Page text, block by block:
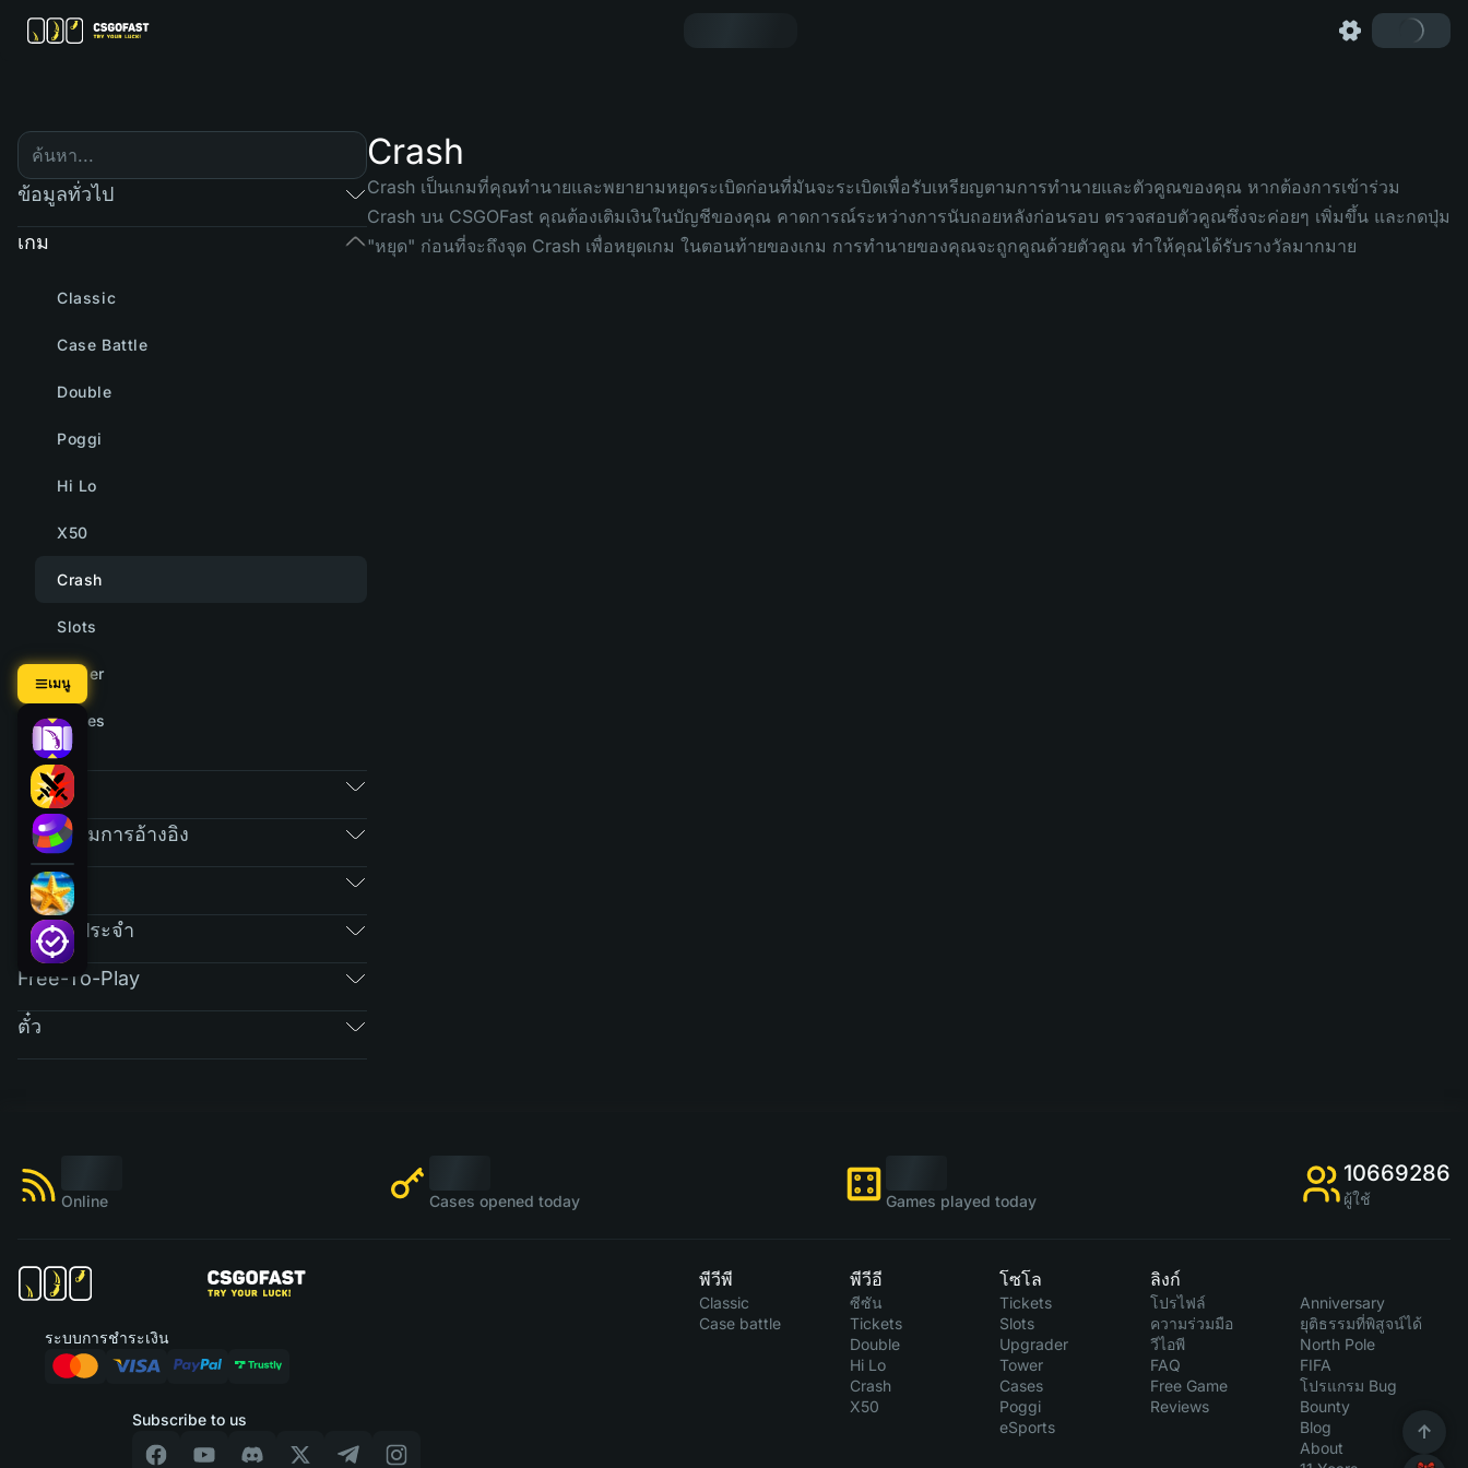
เมนู
ข้อมูลทั่วไป
เกม
Classic
Case Battle
Double
Poggi
Hi Lo
X50
Crash
Slots
Tower
Cases
ตลาด
โปรแกรมการอ้างอิง
RAIN
คำถามประจำ
Free-To-Play
ตั๋ว
Crash
Crash เป็นเกมที่คุณทำนายและพยายามหยุดระเบิดก่อนที่มันจะระเบิดเพื่อรับเหรียญตามการทำนายและตัวคูณของคุณ หากต้องการเข้าร่วม
Crash บน CSGOFast คุณต้องเติมเงินในบัญชีของคุณ คาดการณ์ระหว่างการนับถอยหลังก่อนรอบ ตรวจสอบตัวคูณซึ่งจะค่อยๆ เพิ่มขึ้น และกดปุ่ม
"หยุด" ก่อนที่จะถึงจุด Crash เพื่อหยุดเกม ในตอนท้ายของเกม การทำนายของคุณจะถูกคูณด้วยตัวคูณ ทำให้คุณได้รับรางวัลมากมาย
Online Cases opened today Games played today
10669286
ผู้ใช้
Subscribe to us
ระบบการชำระเงิน
พีวีพี
Classic
Case battle
พีวีอี
ซีซัน
Tickets
Double
Hi Lo
Crash
X50
โซโล
Tickets
Slots
Upgrader
Tower
Cases
Poggi
eSports
ลิงก์
โปรไฟล์
ความร่วมมือ
วีไอพี
FAQ
Free Game
Reviews
Anniversary
ยุติธรรมที่พิสูจน์ได้
North Pole
FIFA
โปรแกรม Bug
Bounty
Blog
About